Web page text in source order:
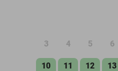
3 4 5 6
10 11 12 13